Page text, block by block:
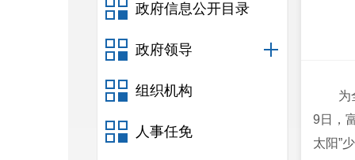
政府信息公开目录
政府领导
组织机构
人事任免
为
9日，
太阳”